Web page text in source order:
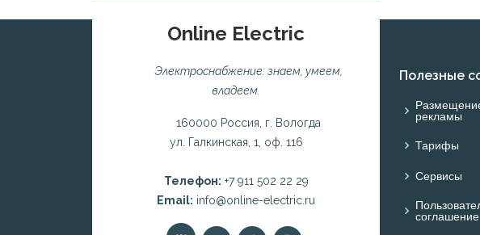
Online Electric
Электроснабжение: знаем, умеем,
владеем.
160000 Россия, г. Вологда
ул. Галкинская, 1, оф. 116
Телефон: +7 911 502 22 29
Email: info@online-electric.ru
Полезные
рекламы
Тарифы
Сервисы
соглашение